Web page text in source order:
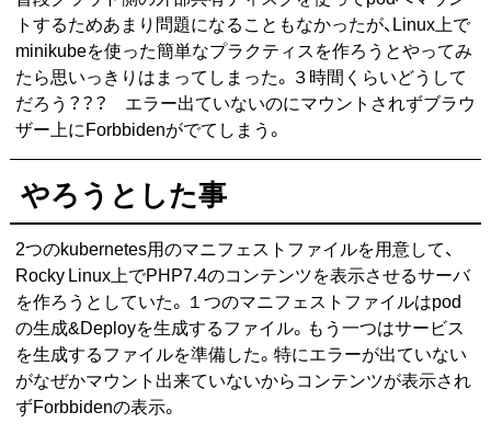
トするためあまり問題になることもなかったが、Linux上で
minikubeを使った簡単なプラクティスを作ろうとやってみ
たら思いっきりはまってしまった。３時間くらいどうして
だろう？？？ エラー出ていないのにマウントされずブラウ
ザー上にForbbidenがでてしまう。
やろうとした事
2つのkubernetes用のマニフェストファイルを用意して、
Rocky Linux上でPHP7.4のコンテンツを表示させるサーバ
を作ろうとしていた。１つのマニフェストファイルはpod
の生成&Deployを生成するファイル。もう一つはサービス
を生成するファイルを準備した。特にエラーが出ていない
がなぜかマウント出来ていないからコンテンツが表示され
ずForbbidenの表示。